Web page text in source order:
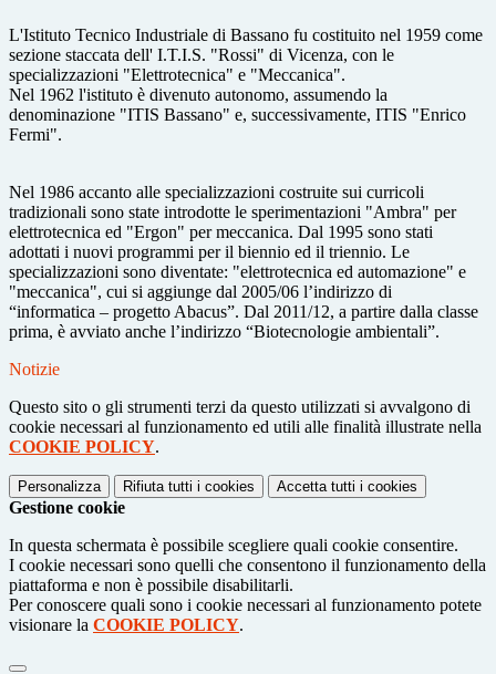
L'Istituto Tecnico Industriale di Bassano fu costituito nel 1959 come
sezione staccata dell' I.T.I.S. "Rossi" di Vicenza, con le
specializzazioni "Elettrotecnica" e "Meccanica".
Nel 1962 l'istituto è divenuto autonomo, assumendo la
denominazione "ITIS Bassano" e, successivamente, ITIS "Enrico
Fermi".
Nel 1986 accanto alle specializzazioni costruite sui curricoli
tradizionali sono state introdotte le sperimentazioni "Ambra" per
elettrotecnica ed "Ergon" per meccanica. Dal 1995 sono stati
adottati i nuovi programmi per il biennio ed il triennio. Le
specializzazioni sono diventate: "elettrotecnica ed automazione" e
"meccanica", cui si aggiunge dal 2005/06 l’indirizzo di
“informatica – progetto Abacus”. Dal 2011/12, a partire dalla classe
prima, è avviato anche l’indirizzo “Biotecnologie ambientali”.
Notizie
Questo sito o gli strumenti terzi da questo utilizzati si avvalgono di
cookie necessari al funzionamento ed utili alle finalità illustrate nella
COOKIE POLICY.
Personalizza Rifiuta tutti i cookies Accetta tutti i cookies
Gestione cookie
In questa schermata è possibile scegliere quali cookie consentire.
I cookie necessari sono quelli che consentono il funzionamento della
piattaforma e non è possibile disabilitarli.
Per conoscere quali sono i cookie necessari al funzionamento potete
visionare la COOKIE POLICY.